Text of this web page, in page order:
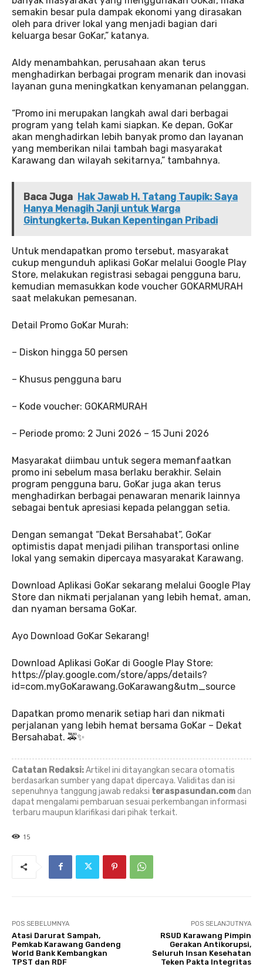
semakin besar pula dampak ekonomi yang dirasakan
oleh para driver lokal yang menjadi bagian dari
keluarga besar GoKar,” katanya.
Aldy menambahkan, perusahaan akan terus
menghadirkan berbagai program menarik dan inovasi
layanan guna meningkatkan kenyamanan pelanggan.
“Promo ini merupakan langkah awal dari berbagai
program yang telah kami siapkan. Ke depan, GoKar
akan menghadirkan lebih banyak promo dan layanan
yang memberikan nilai tambah bagi masyarakat
Karawang dan wilayah sekitarnya,” tambahnya.
Baca Juga Hak Jawab H. Tatang Taupik: Saya
Hanya Menagih Janji untuk Warga
Gintungkerta, Bukan Kepentingan Pribadi
Untuk mendapatkan promo tersebut, masyarakat
cukup mengunduh aplikasi GoKar melalui Google Play
Store, melakukan registrasi sebagai pengguna baru,
kemudian memasukkan kode voucher GOKARMURAH
saat melakukan pemesanan.
Detail Promo GoKar Murah:
– Diskon hingga 50 persen
– Khusus pengguna baru
– Kode voucher: GOKARMURAH
– Periode promo: 2 Juni 2026 – 15 Juni 2026
Masyarakat diimbau untuk segera memanfaatkan
promo ini sebelum masa berlaku berakhir. Selain
program pengguna baru, GoKar juga akan terus
menghadirkan berbagai penawaran menarik lainnya
sebagai bentuk apresiasi kepada pelanggan setia.
Dengan semangat “Dekat Bersahabat”, GoKar
optimistis dapat menjadi pilihan transportasi online
lokal yang semakin dipercaya masyarakat Karawang.
Download Aplikasi GoKar sekarang melalui Google Play
Store dan nikmati perjalanan yang lebih hemat, aman,
dan nyaman bersama GoKar.
Ayo Download GoKar Sekarang!
Download Aplikasi GoKar di Google Play Store:
https://play.google.com/store/apps/details?
id=com.myGoKarawang.GoKarawang&utm_source
Dapatkan promo menarik setiap hari dan nikmati
perjalanan yang lebih hemat bersama GoKar – Dekat
Bersahabat. 🚕✨
Catatan Redaksi:Artikel ini ditayangkan secara otomatis
berdasarkan sumber yang dapat dipercaya. Validitas dan isi
sepenuhnya tanggung jawab redaksi teraspasundan.comdan
dapat mengalami pembaruan sesuai perkembangan informasi
terbaru maupun klarifikasi dari pihak terkait.
15
POS SEBELUMNYA
Atasi Darurat Sampah,
Pemkab Karawang Gandeng
World Bank Kembangkan
TPST dan RDF
POS SELANJUTNYA
RSUD Karawang Pimpin
Gerakan Antikorupsi,
Seluruh Insan Kesehatan
Teken Pakta Integritas